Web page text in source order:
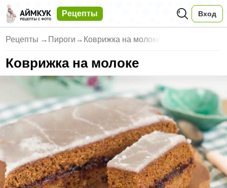
Рецепты Вход
Рецепты → Пироги → Коврижка на молоке
Коврижка на молоке